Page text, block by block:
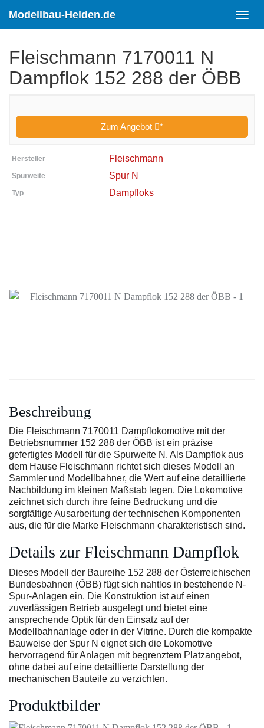
content
Modellbau-Helden.de
Fleischmann 7170011 N
Dampflok 152 288 der ÖBB
Zum Angebot *
Hersteller Fleischmann
Spurweite Spur N
Typ Dampfloks
Beschreibung
Die Fleischmann 7170011 Dampflokomotive mit der
Betriebsnummer 152 288 der ÖBB ist ein präzise
gefertigtes Modell für die Spurweite N. Als Dampflok aus
dem Hause Fleischmann richtet sich dieses Modell an
Sammler und Modellbahner, die Wert auf eine detaillierte
Nachbildung im kleinen Maßstab legen. Die Lokomotive
zeichnet sich durch ihre feine Bedruckung und die
sorgfältige Ausarbeitung der technischen Komponenten
aus, die für die Marke Fleischmann charakteristisch sind.
Details zur Fleischmann Dampflok
Dieses Modell der Baureihe 152 288 der Österreichischen
Bundesbahnen (ÖBB) fügt sich nahtlos in bestehende N-
Spur-Anlagen ein. Die Konstruktion ist auf einen
zuverlässigen Betrieb ausgelegt und bietet eine
ansprechende Optik für den Einsatz auf der
Modellbahnanlage oder in der Vitrine. Durch die kompakte
Bauweise der Spur N eignet sich die Lokomotive
hervorragend für Anlagen mit begrenztem Platzangebot,
ohne dabei auf eine detaillierte Darstellung der
mechanischen Bauteile zu verzichten.
Produktbilder